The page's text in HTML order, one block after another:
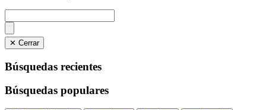
✕ Cerrar
Búsquedas recientes
Búsquedas populares